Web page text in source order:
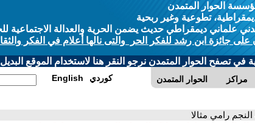
الحوار المتمدن
تطوعية وغير ربحية
علماني ديمقراطي حديث يضمن الحرية والعدالة الاجتماعية
على جائزة ابن رشد للفكر الحر والتى نالها أعلام في الفكر
في تصفح الحوار المتمدن نرجو النقر هنا لاستخدام الموقع البديل
الحوار المتمدن مراكز English كوردي
رامي مثالا